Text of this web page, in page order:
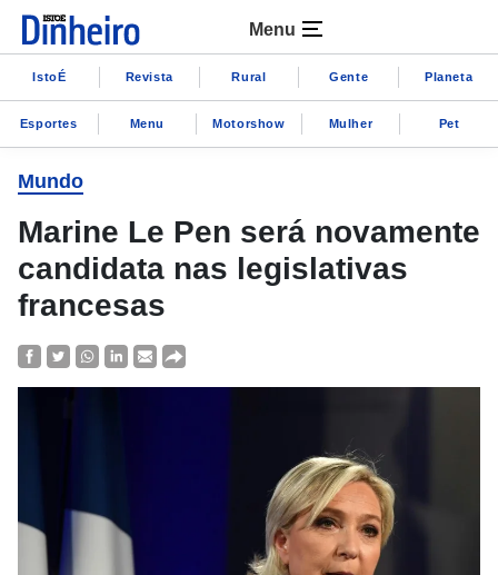
Menu
IstoÉ Revista Rural Gente Planeta
Esportes Menu Motorshow Mulher Pet
Mundo
Marine Le Pen será novamente
candidata nas legislativas
francesas